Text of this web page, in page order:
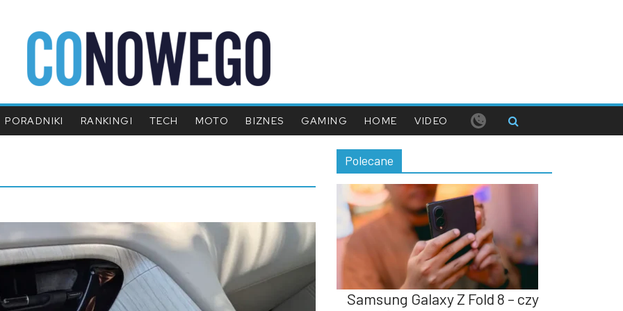
PORADNIKI RANKINGI TECH MOTO BIZNES GAMING HOME VIDEO
Polecane
Samsung Galaxy Z Fold 8 – czy